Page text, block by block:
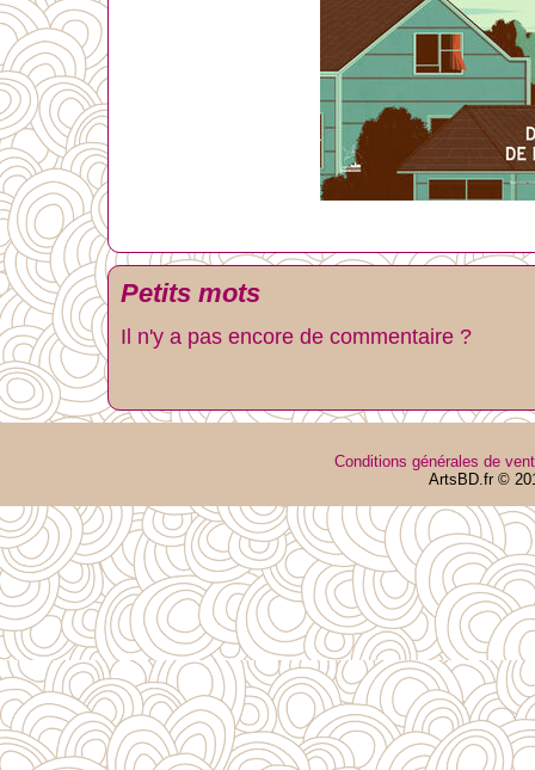
Petits mots
Il n'y a pas encore de commentaire ?
Conditions générales de
ArtsBD.fr ©